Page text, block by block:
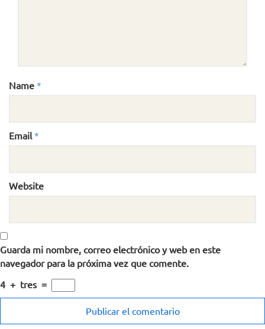
Name *
Email *
Website
Guarda mi nombre, correo electrónico y web en este
navegador para la próxima vez que comente.
4 + tres =